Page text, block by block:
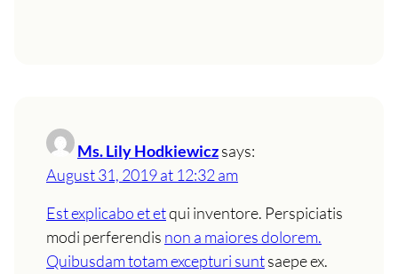
Ms. Lily Hodkiewiczsays:
August 31, 2019 at 12:32 am
Est explicabo et etqui inventore. Perspiciatis
modi perferendis non a maiores dolorem.
Quibusdam totam excepturi suntsaepe ex.